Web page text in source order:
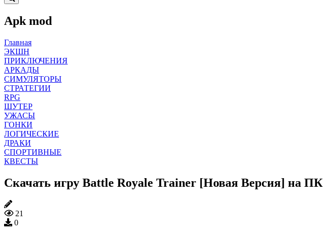
Apk mod
Главная
ЭКШН
ПРИКЛЮЧЕНИЯ
АРКАДЫ
СИМУЛЯТОРЫ
СТРАТЕГИИ
RPG
ШУТЕР
УЖАСЫ
ГОНКИ
ЛОГИЧЕСКИЕ
ДРАКИ
СПОРТИВНЫЕ
КВЕСТЫ
Скачать игру Battle Royale Trainer [Новая Версия] на ПК
21
0